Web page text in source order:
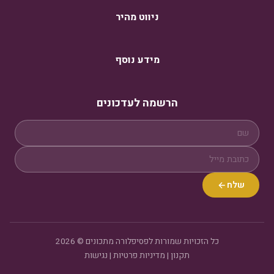
ניווט מהיר
מידע נוסף
הרשמה לעדכונים
שלח
כל הזכויות שמורות לפסיפלורה מתכונים © 2026
תקנון | מדיניות פרטיות | נגישות